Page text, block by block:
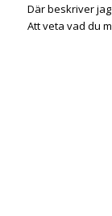
Där beskriver
Att veta vad du